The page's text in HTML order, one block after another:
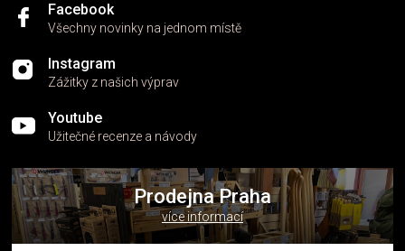
Facebook
Všechny novinky na jednom místě
Instagram
Zážitky z našich výprav
Youtube
Užitečné recenze a návody
Prodejna Praha
více informací